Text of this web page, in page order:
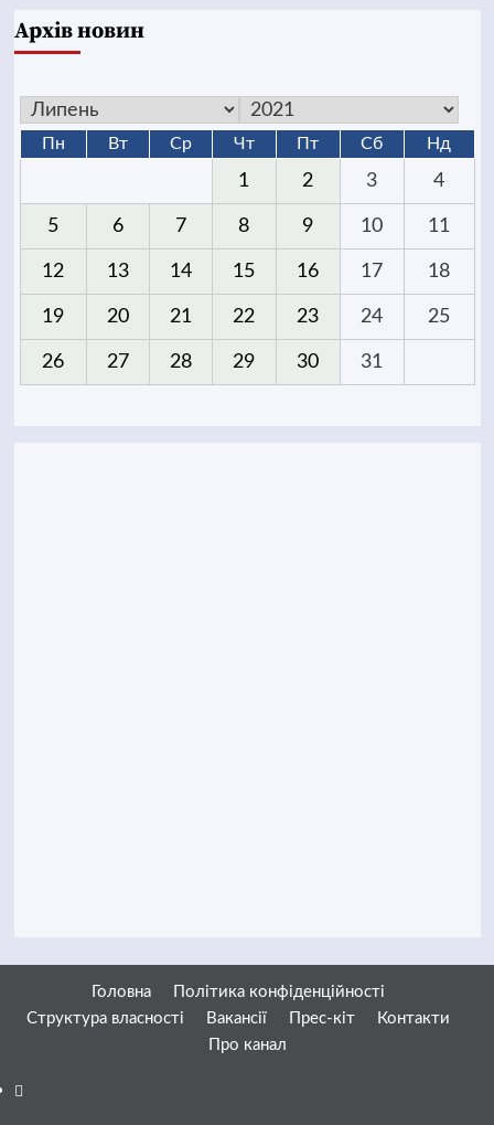
Архів новин
Пн Вт Ср Чт Пт Сб Нд
1 2 3 4
5 6 7 8 9 10 11
12 13 14 15 16 17 18
19 20 21 22 23 24 25
26 27 28 29 30 31
Головна
Політика конфіденційності
Структура власності
Вакансії Прес-кіт
Контакти
Про канал
Facebook